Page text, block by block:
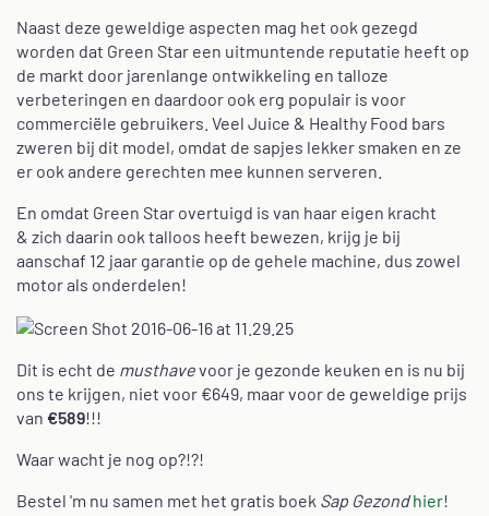
Naast deze geweldige aspecten mag het ook gezegd
worden dat Green Star een uitmuntende reputatie heeft op
de markt door jarenlange ontwikkeling en talloze
verbeteringen en daardoor ook erg populair is voor
commerciële gebruikers. Veel Juice & Healthy Food bars
zweren bij dit model, omdat de sapjes lekker smaken en ze
er ook andere gerechten mee kunnen serveren.
En omdat Green Star overtuigd is van haar eigen kracht
& zich daarin ook talloos heeft bewezen, krijg je bij
aanschaf 12 jaar garantie op de gehele machine, dus zowel
motor als onderdelen!
Dit is echt de musthavevoor je gezonde keuken en is nu bij
ons te krijgen, niet voor €649, maar voor de geweldige prijs
van €589!!!
Waar wacht je nog op?!?!
Bestel 'm nu samen met het gratis boek Sap Gezondhier!